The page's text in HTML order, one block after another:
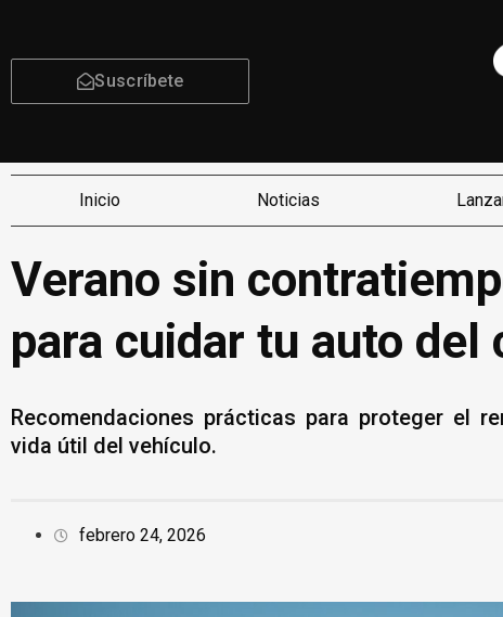
Suscríbete
Inicio Noticias
Verano sin
para cuidar tu auto del
Recomendaciones prácticas para proteger el
vida útil del vehículo.
febrero 24, 2026